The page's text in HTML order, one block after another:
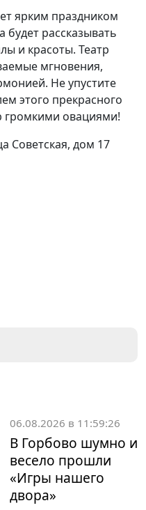
ярким праздником
будет рассказывать
и красоты. Театр
мгновения,
Не упустите
этого прекрасного
громкими овациями!
Советская, дом 17
06.08.2026 в 11:59:26
В Горбово шумно и
весело прошли
«Игры нашего
двора»